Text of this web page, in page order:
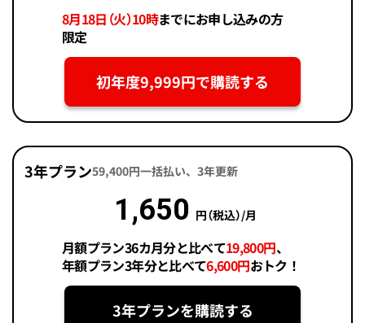
8月18日（火）10時までにお申し込みの方
限定
初年度9,999円で購読する
3年プラン59,400円一括払い、3年更新
1,650 円（税込）/月
月額プラン36カ月分と比べて19,800円、
年額プラン3年分と比べて6,600円おトク！
3年プランを購読する